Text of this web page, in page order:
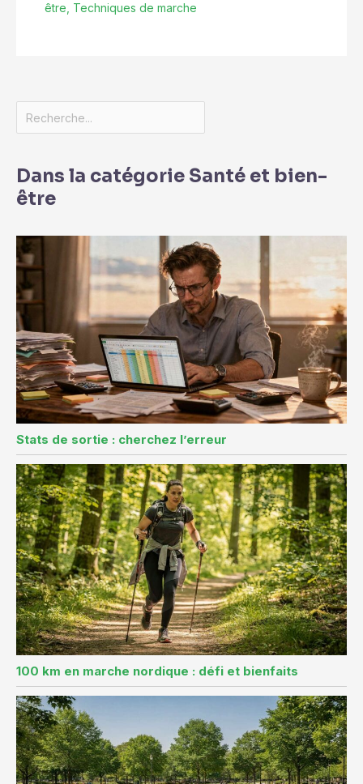
être Techniques de marche
Dans la catégorie Santé et bien-
être
Stats de sortie : cherchez l’erreur
100 km en marche nordique : défi et bienfaits